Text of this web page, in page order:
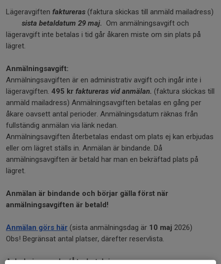
Lägeravgiften faktureras (faktura skickas till anmäld mailadress)
sista betaldatum 29 maj. Om anmälningsavgift och
lägeravgift inte betalas i tid går åkaren miste om sin plats på
lägret.
Anmälningsavgift:
Anmälningsavgiften är en administrativ avgift och ingår inte i
lägeravgiften. 495 kr faktureras vid anmälan. (faktura skickas till
anmäld mailadress) Anmälningsavgiften betalas en gång per
åkare oavsett antal perioder. Anmälningsdatum räknas från
fullständig anmälan via länk nedan.
Anmälningsavgiften återbetalas endast om plats ej kan erbjudas
eller om lägret ställs in. Anmälan är bindande. Då
anmälningsavgiften är betald har man en bekräftad plats på
lägret.
Anmälan är bindande och börjar gälla först när
anmälningsavgiften är betald!
Anmälan görs här (sista anmälningsdag är 10 maj 2026)
Obs! Begränsat antal platser, därefter reservlista.
Avbokningsregler/Återbetalning: